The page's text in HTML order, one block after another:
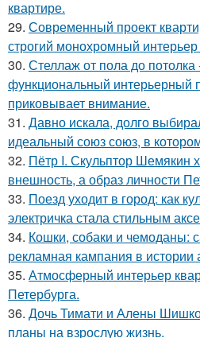
квартире.
29. Современный проект
строгий монохромный
30. Стеллаж от пола до
функциональный интерьерный
приковывает внимание.
31. Давно искала, долго
идеальный союз союз, в
32. Пётр I. Скульптор Шемякин
внешность, а образ личности
33. Поезд уходит в город: как
электричка стала стильным
34. Кошки, собаки и чемоданы:
рекламная кампания в истории
35. Атмосферный интерьер
Петербурга.
36. Дочь Тимати и Алены
планы на взрослую жизнь.